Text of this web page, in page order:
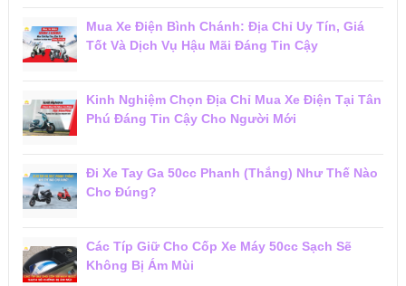
Mua Xe Điện Bình Chánh: Địa Chỉ Uy Tín, Giá
Tốt Và Dịch Vụ Hậu Mãi Đáng Tin Cậy
Kinh Nghiệm Chọn Địa Chỉ Mua Xe Điện Tại Tân
Phú Đáng Tin Cậy Cho Người Mới
Đi Xe Tay Ga 50cc Phanh (Thắng) Như Thế Nào
Cho Đúng?
Các Típ Giữ Cho Cốp Xe Máy 50cc Sạch Sẽ
Không Bị Ám Mùi